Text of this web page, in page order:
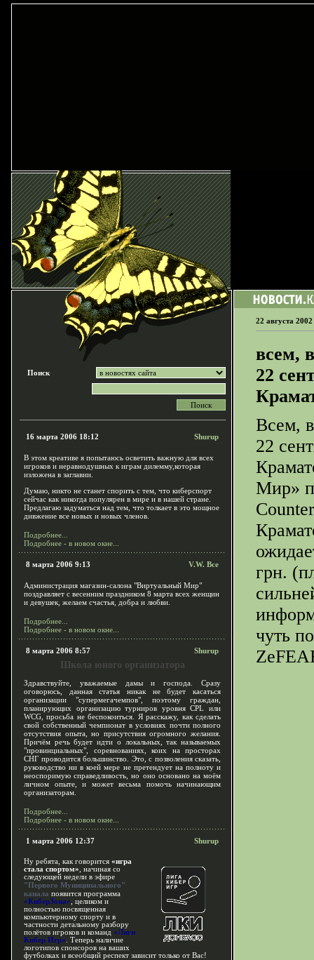
Поиск
16 марта 2006 18:12 Shurup
В этом креативе я попытаюсь осветить важную для всех
игроков и неравнодушных к играм дилемму,которая
изложена в заглавии.
Думаю, никто не станет спорить с тем, что киберспорт
сейчас как никогда популярен в мире и в нашей стране.
Предлагаю задуматься над тем, что толкает в это мощное
дивжение все новых и новых членов.
Подробнее...
Подробнее - в новом окне...
8 марта 2006 9:13 V.W. Все
Администрация магазин-салона "Виртуальный Мир"
поздравляет с весенним праздником 8 марта всех женщин
и девушек, желаем счастья, добра и любви.
Подробнее...
Подробнее - в новом окне...
8 марта 2006 8:57 Shurup
Школа юного организатора
Здравствуйте, уважаемые дамы и господа. Сразу
оговорюсь, данная статья никак не будет касаться
организации "супермегачемпов", поэтому граждан,
планирующих организацию турниров уровня CPL или
WCG, просьба не беспокоиться. Я расскажу, как сделать
свой собственный чемпионат в условиях почти полного
отсутствия опыта, но присутствия огромного желания.
Причём речь будет идти о локальных, так называемых
"провинциальных", соревнованиях, коих на просторах
СНГ проводится большинство. Это, с позволения сказать,
руководство ни в коей мере не претендует на полноту и
неоспоримую справедливость, но оно основано на моём
личном опыте, и может весьма помочь начинающим
организаторам.
Подробнее...
Подробнее - в новом окне...
1 марта 2006 12:37 Shurup
Ну ребята, как говорится «игра
стала спортом» , начиная со
следующей недели в эфире
"Первого Муниципального"
канала появится программа
«КиберЗона» , целиком и
полностью посвященная
компьютерному спорту и в
частности детальному разбору
полётов игроков и команд «Лиги
Кибер Игр» . Теперь наличие
логотипов спонсоров на ваших
футболках и всеобщий респект зависит только от Вас!
22 августа 2002
всем,
22
Всем,
22
Мир»
грн.
чуть